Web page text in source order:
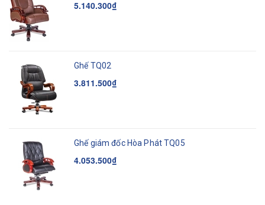
5.140.300₫
Ghế TQ02
3.811.500₫
Ghế giám đốc Hòa Phát TQ05
4.053.500₫